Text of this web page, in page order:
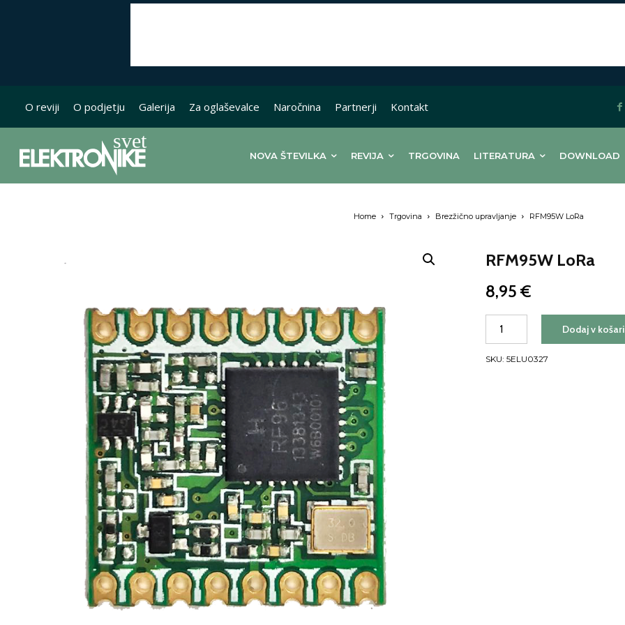
O reviji O podjetju Galerija Za oglaševalce Naročnina Partnerji Kontakt
NOVA ŠTEVILKA REVIJA TRGOVINA LITERATURA DOWNLOAD
Home Trgovina Brezžično upravljanje RFM95W LoRa
RFM95W LoRa
8,95 €
LoRa
Dodaj v
SKU: 5ELU0327